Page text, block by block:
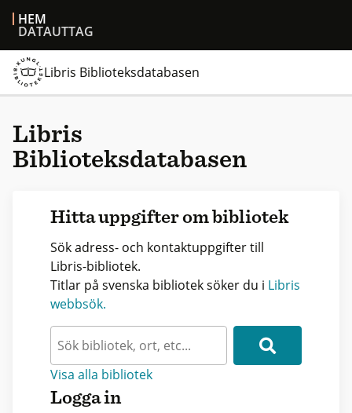
HEM
DATAUTTAG
Libris Biblioteksdatabasen
Libris
Biblioteksdatabasen
Hitta uppgifter om bibliotek
Sök adress- och kontaktuppgifter till
Libris-bibliotek.
Titlar på svenska bibliotek söker du i Libris
webbsök.
Visa alla bibliotek
Logga in